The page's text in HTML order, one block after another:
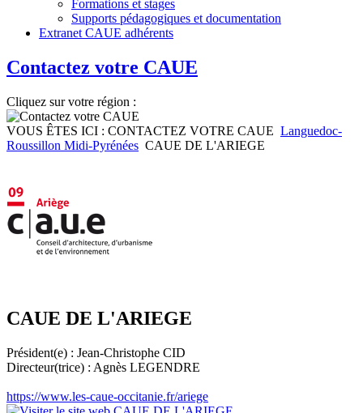
Formations et stages
Supports pédagogiques et documentation
Extranet CAUE adhérents
Contactez votre CAUE
Cliquez sur votre région :
VOUS ÊTES ICI : CONTACTEZ VOTRE CAUE Languedoc-
Roussillon Midi-Pyrénées CAUE DE L'ARIEGE
CAUE DE L'ARIEGE
Président(e) : Jean-Christophe CID
Directeur(trice) : Agnès LEGENDRE
https://www.les-caue-occitanie.fr/ariege